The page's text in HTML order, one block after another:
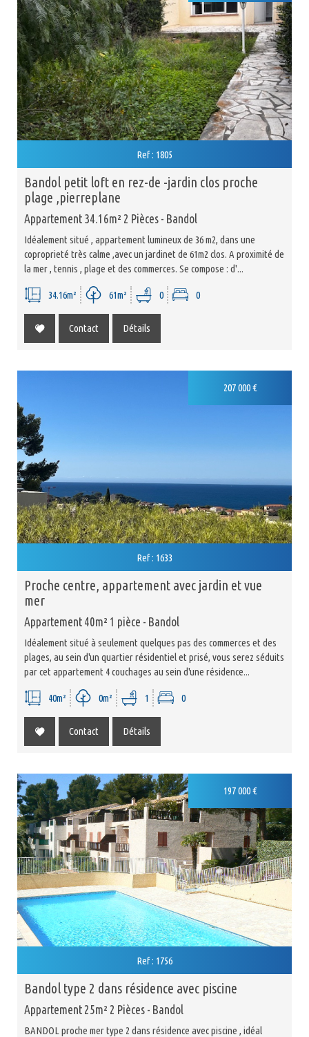
Ref : 1805
bandol petit loft en rez-de -jardin clos proche
plage ,pierreplane
Appartement 34.16m² 2 Pièces - Bandol
Idéalement situé , appartement lumineux de 36 m2, dans une
coproprieté très calme ,avec un jardinet de 61m2 clos. A proximité de
la mer , tennis , plage et des commerces. Se compose : d'...
34.16m² 61m² 0 0
Contact Détails
207 000 €
Ref : 1633
proche centre, appartement avec jardin et vue
mer
Appartement 40m² 1 pièce - Bandol
Idéalement situé à seulement quelques pas des commerces et des
plages, au sein d'un quartier résidentiel et prisé, vous serez séduits
par cet appartement 4 couchages au sein d'une résidence...
40m² 0m² 1 0
Contact Détails
Exclusivité
197 000 €
Ref : 1756
bandol type 2 dans résidence avec piscine
Appartement 25m² 2 Pièces - Bandol
BANDOL proche mer type 2 dans résidence avec piscine , idéal